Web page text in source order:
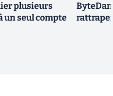
plusieurs
un seul compte